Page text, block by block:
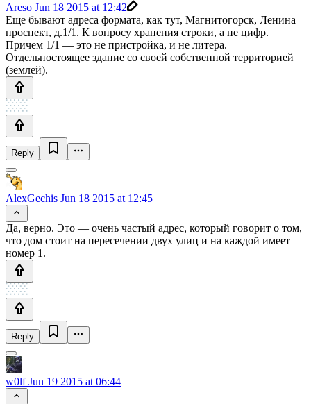
Areso Jun 18 2015 at 12:42
Еще бывают адреса формата, как тут, Магнитогорск, Ленина
проспект, д.1/1. К вопросу хранения строки, а не цифр.
Причем 1/1 — это не пристройка, и не литера.
Отдельностоящее здание со своей собственной территорией
(землей).
Reply
AlexGechis Jun 18 2015 at 12:45
Да, верно. Это — очень частый адрес, который говорит о том,
что дом стоит на пересечении двух улиц и на каждой имеет
номер 1.
Reply
w0lfJun 19 2015 at 06:44